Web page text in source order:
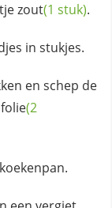
zout(1 stuk).
in stukjes.
en schep de
(2